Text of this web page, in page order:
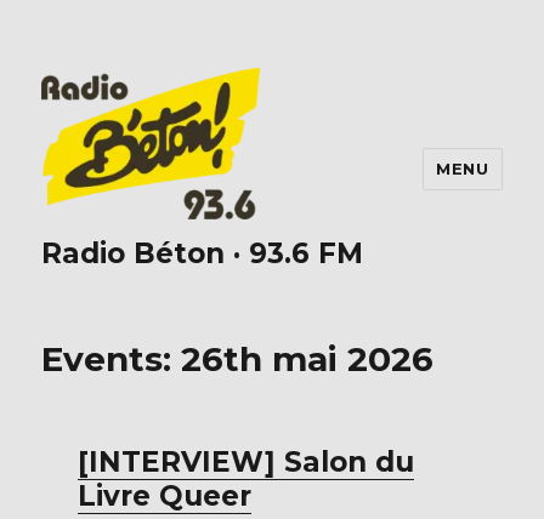
Radio Béton · 93.6 FM
MENU
Events: 26th mai 2026
[INTERVIEW] Salon du
Livre Queer